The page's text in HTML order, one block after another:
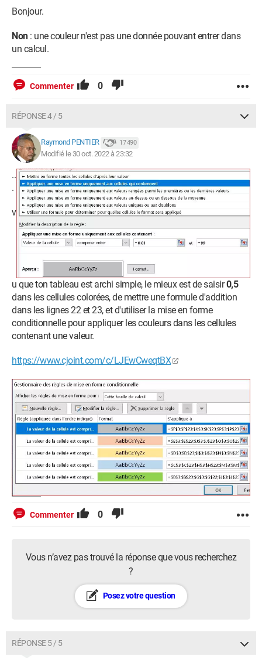
Bonjour.
Non : une couleur n'est pas une donnée pouvant entrer dans
un calcul.
Commenter 0
RÉPONSE 4 / 5
Raymond PENTIER 17 490
Modifié le 30 oct. 2022 à 23:32
..
.
v
u que ton tableau est archi simple, le mieux est de saisir0,5
dans les cellules colorées, de mettre une formule d'addition
dans les lignes 22 et 23, et d'utiliser la mise en forme
conditionnelle pour appliquer les couleurs dans les cellules
contenant une valeur.
https://www.cjoint.com/c/LJEwCweqtBX
Commenter 0
Vous n’avez pas trouvé la réponse que vous recherchez
?
Posez votre question
RÉPONSE 5 / 5